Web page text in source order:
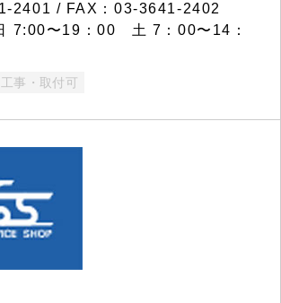
2401 / FAX：03-3641-2402
7:00〜19：00 土 7：00〜14：
工事・取付可